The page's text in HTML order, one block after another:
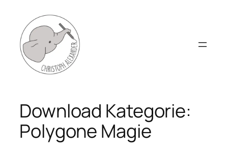
Inhalt
springen
Download Kategorie:
Polygone Magie